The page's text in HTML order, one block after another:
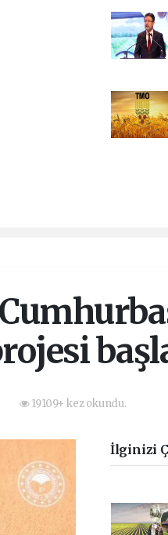
19109+ kez okundu.
İlginizi